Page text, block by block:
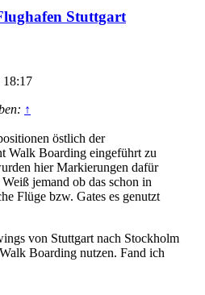
Stuttgart
18:17
↑
östlich der
Walk Boarding eingeführt zu
hier Markierungen dafür
jemand ob das schon in
Flüge bzw. Gates es genutzt
von Stuttgart nach Stockholm
Boarding nutzen. Fand ich